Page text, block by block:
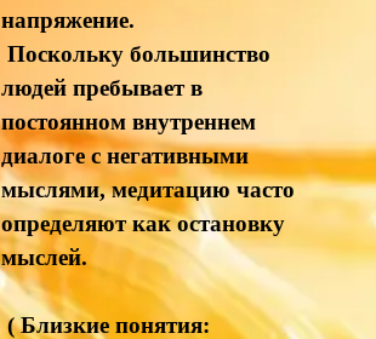
напряжение.
Поскольку большинство
людей пребывает в
постоянном внутреннем
диалоге с негативными
мыслями, медитацию часто
определяют как остановку
мыслей.
( Близкие понятия: